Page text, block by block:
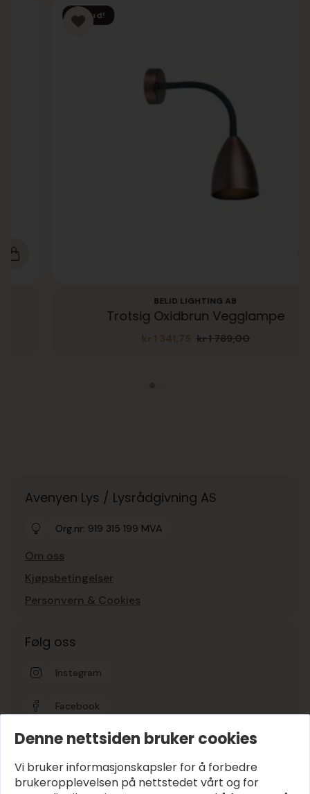
Tilbud!
BELID LIGHTING AB
Trotsig Oxidbrun Vegglampe
kr1 789,00
Opprinnelig
1 341,75 Nåværende
Avenyen Lys / Lysrådgivning AS
Org.nr: 919 315 199 MVA
Om oss
Kjøpsbetingelser
Personvern & Cookies
Følg oss
Instagram
Facebook
Google-vurdering
Denne nettsiden bruker cookies
Vi bruker informasjonskapsler for å forbedre
brukeropplevelsen på nettstedet vårt og for